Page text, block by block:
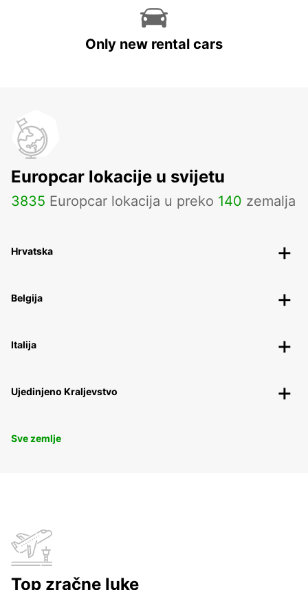
Only new rental cars
Europcar lokacije u svijetu
3835 Europcar lokacija u preko 140 zemalja
Hrvatska
Belgija
Italija
Ujedinjeno Kraljevstvo
Sve zemlje
Top zračne luke